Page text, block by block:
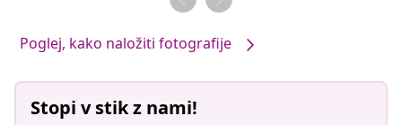
Poglej, kako naložiti fotografije
Stopi v stik z nami!